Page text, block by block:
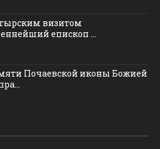
визитом
епископ ...
Почаевской иконы Божией